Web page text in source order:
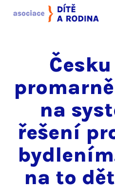
na
řešení
na to